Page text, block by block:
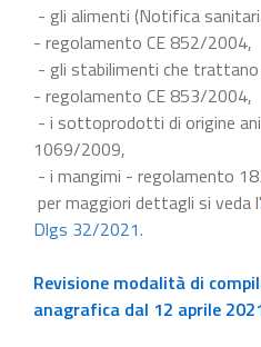
- gli alimenti (Notifica
- regolamento CE 852/2004,
- gli stabilimenti che trattano
- regolamento CE 853/2004,
- i sottoprodotti di origine
1069/2009,
- i mangimi - regolamento
per maggiori dettagli si veda l'
Dlgs 32/2021.
Revisione modalità di
anagrafica dal 12 aprile